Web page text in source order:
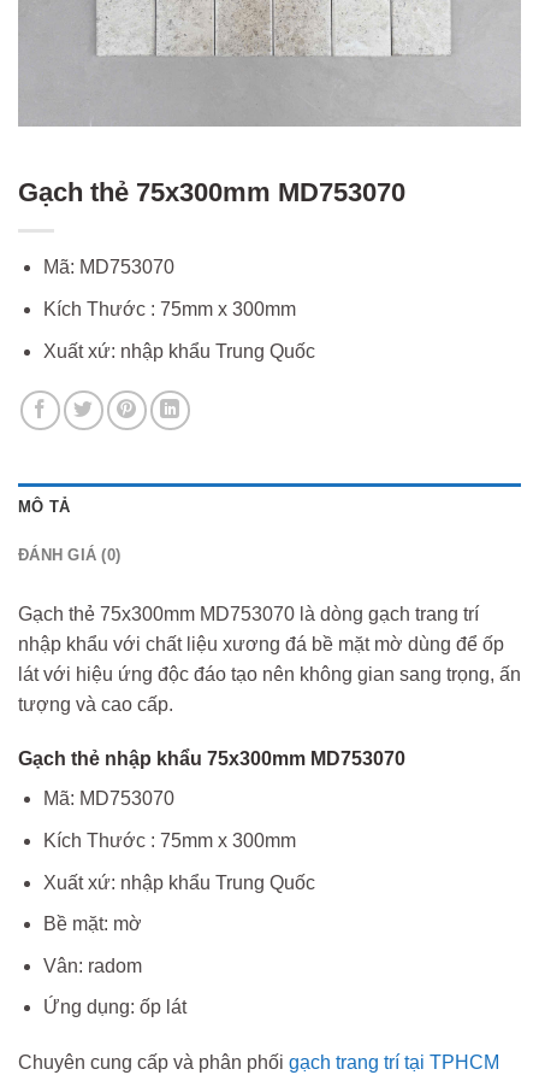
Gạch thẻ 75x300mm MD753070
Mã: MD753070
Kích Thước : 75mm x 300mm
Xuất xứ: nhập khẩu Trung Quốc
MÔ TẢ
ĐÁNH GIÁ (0)
Gạch thẻ 75x300mm MD753070 là dòng gạch trang trí
nhập khẩu với chất liệu xương đá bề mặt mờ dùng để ốp
lát với hiệu ứng độc đáo tạo nên không gian sang trọng, ấn
tượng và cao cấp.
Gạch thẻ nhập khẩu 75x300mm MD753070
Mã: MD753070
Kích Thước : 75mm x 300mm
Xuất xứ: nhập khẩu Trung Quốc
Bề mặt: mờ
Vân: radom
Ứng dụng: ốp lát
Chuyên cung cấp và phân phối gạch trang trí tại TPHCM